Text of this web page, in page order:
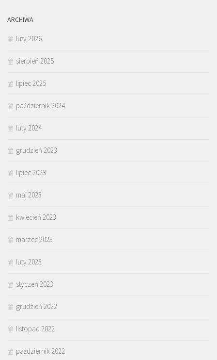
ARCHIWA
luty 2026
sierpień 2025
lipiec 2025
październik 2024
luty 2024
grudzień 2023
lipiec 2023
maj 2023
kwiecień 2023
marzec 2023
luty 2023
styczeń 2023
grudzień 2022
listopad 2022
październik 2022